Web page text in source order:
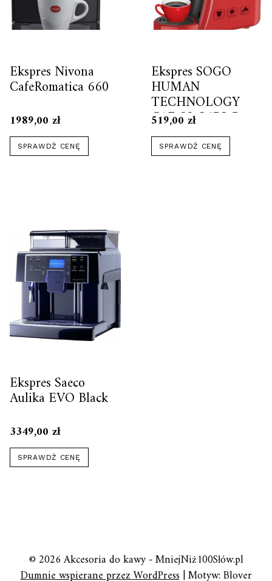
Ekspres Nivona
CafeRomatica 660
1989,00 zł
SPRAWDŹ CENĘ
Ekspres SOGO
HUMAN
TECHNOLOGY
CAF-SS-5675-R
519,00 zł
SPRAWDŹ CENĘ
Ekspres Saeco
Aulika EVO Black
3349,00 zł
SPRAWDŹ CENĘ
© 2026 Akcesoria do kawy - MniejNiż100Słów.pl
Dumnie wspierane przez WordPress|Motyw: Blover